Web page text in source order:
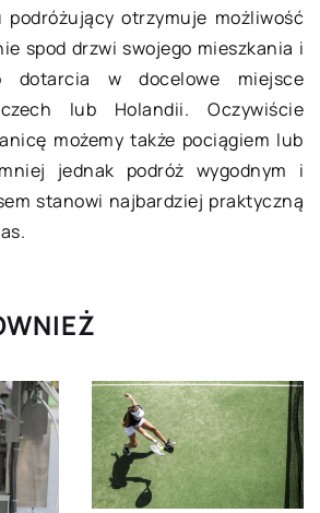
otrzymuje możliwość
spod drzwi swojego mieszkania i
dotarcia w docelowe miejsce
lub Holandii. Oczywiście
możemy także pociągiem lub
jednak podróż wygodnym i
stanowi najbardziej praktyczną